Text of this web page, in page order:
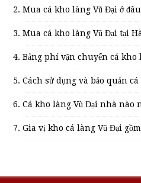
Mua cá kho làng Vũ Đại ở
Mua cá kho làng Vũ Đại tại
Bảng phí vận chuyển cá kho
Cách sử dụng và bảo quản
Cá kho làng Vũ Đại nhà nào
Gia vị kho cá làng Vũ Đại